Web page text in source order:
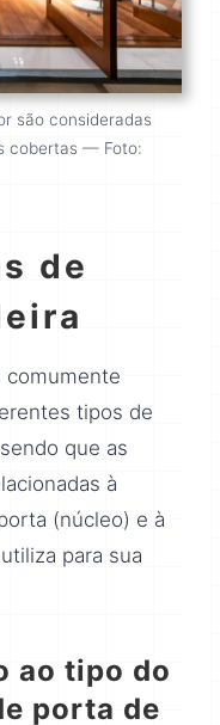
são consideradas
cobertas — Foto:
de
comumente
tipos de
que as
à
(núcleo) e à
para sua
ao tipo do
porta de